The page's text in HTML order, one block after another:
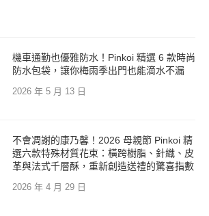
機車通勤也優雅防水！Pinkoi 精選 6 款時尚
防水包袋，讓你梅雨季出門也能滴水不漏
2026 年 5 月 13 日
不會凋謝的康乃馨！2026 母親節 Pinkoi 精
選六款特殊材質花束：橫跨樹脂、針織、皮
革與法式千層酥，重新創造送禮的驚喜指數
2026 年 4 月 29 日